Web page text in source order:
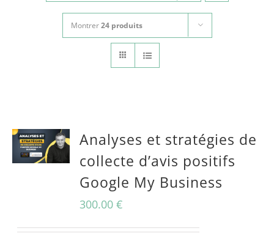
A PROPOS
Français
Montrer24 produits
Analyses et stratégies de
collecte d’avis positifs
Google My Business
300.00€